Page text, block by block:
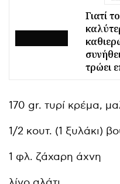
Γιατί
τρώει
170 gr. τυρί κρέμα,
1/2 κουτ. (1 ξυλάκι)
1 φλ. ζάχαρη άχνη